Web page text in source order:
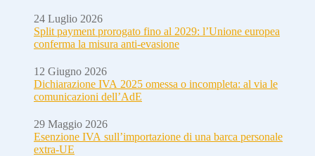
24 Luglio 2026
Split payment prorogato fino al 2029: l’Unione europea
conferma la misura anti-evasione
12 Giugno 2026
Dichiarazione IVA 2025 omessa o incompleta: al via le
comunicazioni dell’AdE
29 Maggio 2026
Esenzione IVA sull’importazione di una barca personale
extra-UE